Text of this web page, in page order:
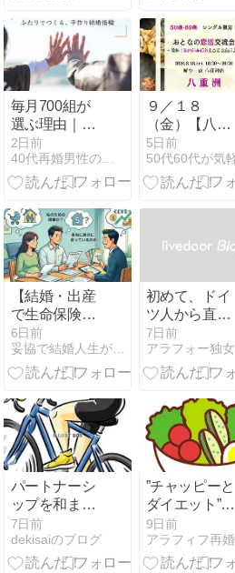
毎月700組が
選ぶ理由｜40
代再婚男性の
ための鎌倉彫
金工房「手作
ガイド
2日前
40代再婚男性の婚活完全ガイド
９／１８
（金）【八重
洲】５０歳-６
７歳・シング
ル限定！《 乾
活＆花金交流
5日前
【結婚・出産
で生命保険を
見直す人へ
①】FPの勉強
をした私でも
た保険営業の
現実
6日前
妥協で結婚人生が地獄になったので本気で婚を目指します
初めて、ドイ
ツ人から直接
意見をきく
7日前
パートナーシ
ップを和ませ
る「10万円の
威力」高校生
のお兄ちゃん
7日前
dekisaiのブログ
”チャッピーと
ダイエット”
その後
9日前